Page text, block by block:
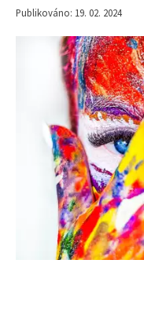
Publikováno: 19. 02. 2024